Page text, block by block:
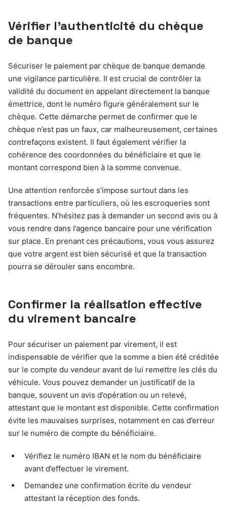
Vérifier l’authenticité du chèque
de banque
Sécuriser le paiement par chèque de banque demande
une vigilance particulière. Il est crucial de contrôler la
validité du document en appelant directement la banque
émettrice, dont le numéro figure généralement sur le
chèque. Cette démarche permet de confirmer que le
chèque n’est pas un faux, car malheureusement, certaines
contrefaçons existent. Il faut également vérifier la
cohérence des coordonnées du bénéficiaire et que le
montant correspond bien à la somme convenue.
Une attention renforcée s’impose surtout dans les
transactions entre particuliers, où les escroqueries sont
fréquentes. N’hésitez pas à demander un second avis ou à
vous rendre dans l’agence bancaire pour une vérification
sur place. En prenant ces précautions, vous vous assurez
que votre argent est bien sécurisé et que la transaction
pourra se dérouler sans encombre.
Confirmer la réalisation effective
du virement bancaire
Pour sécuriser un paiement par virement, il est
indispensable de vérifier que la somme a bien été créditée
sur le compte du vendeur avant de lui remettre les clés du
véhicule. Vous pouvez demander un justificatif de la
banque, souvent un avis d’opération ou un relevé,
attestant que le montant est disponible. Cette confirmation
évite les mauvaises surprises, notamment en cas d’erreur
sur le numéro de compte du bénéficiaire.
Vérifiez le numéro IBAN et le nom du bénéficiaire
avant d’effectuer le virement.
Demandez une confirmation écrite du vendeur
attestant la réception des fonds.